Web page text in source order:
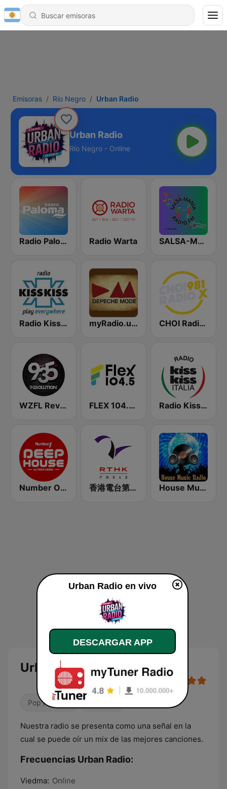
Emisoras Río Negro Urban Radio
Urban Radio
Río Negro - Online
Radio Paloma Radio Warta SALSA-MANIA RADIO FM
Radio Kiss Kiss myRadio.ua - Depeche Mode CHOI Radio X 98.1 FM
WZFL Revolution 93.5 FM FLEX 104.5 FM Radio Kiss Kiss Italia
Number One Deephouse FM 香港電台第二台 RTHK Radio 2 House Music Radio
Urban Radio en vivo
Pop / Top 40
Nuestra radio se presenta como una señal en la
cual se puede oír un mix de las mejores canciones.
Frecuencias Urban Radio:
Viedma: Online
Urban Radio en vivo
DESCARGAR APP